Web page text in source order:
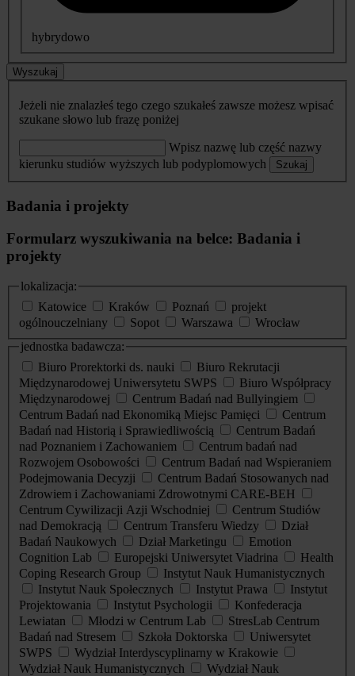
hybrydowo
Wyszukaj
Jeżeli nie znalazłeś tego czego szukałeś zawsze możesz wpisać
szukane słowo lub frazę poniżej
Wpisz nazwę lub część nazwy
kierunku studiów wyższych lub podyplomowych
Szukaj
Badania i projekty
Formularz wyszukiwania na belce: Badania i
projekty
lokalizacja:
Katowice
Kraków Poznań
projekt
ogólnouczelniany
Sopot Warszawa
Wrocław
jednostka badawcza:
Biuro Prorektorki ds. nauki
Biuro Rekrutacji
Międzynarodowej Uniwersytetu SWPS
Biuro Współpracy
Międzynarodowej
Centrum Badań nad Bullyingiem
Centrum Badań nad Ekonomiką Miejsc Pamięci
Centrum
Badań nad Historią i Sprawiedliwością
Centrum Badań
nad Poznaniem i Zachowaniem
Centrum badań nad
Rozwojem Osobowości
Centrum Badań nad Wspieraniem
Podejmowania Decyzji
Centrum Badań Stosowanych nad
Zdrowiem i Zachowaniami Zdrowotnymi CARE-BEH
Centrum Cywilizacji Azji Wschodniej
Centrum Studiów
nad Demokracją
Centrum Transferu Wiedzy
Dział
Badań Naukowych
Dział Marketingu
Emotion
Cognition Lab
Europejski Uniwersytet Viadrina
Health
Coping Research Group
Instytut Nauk Humanistycznych
Instytut Nauk Społecznych
Instytut Prawa
Instytut
Projektowania
Instytut Psychologii
Konfederacja
Lewiatan
Młodzi w Centrum Lab
StresLab Centrum
Badań nad Stresem
Szkoła Doktorska
Uniwersytet
SWPS
Wydział Interdyscyplinarny w Krakowie
Wydział Nauk Humanistycznych
Wydział Nauk